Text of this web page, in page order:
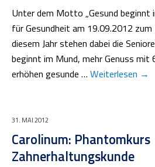
Unter dem Motto „Gesund beginnt
für Gesundheit am 19.09.2012
diesem Jahr stehen dabei die
beginnt im Mund, mehr Genuss mit
erhöhen gesunde … Weiterlesen →
31. MAI 2012
Carolinum: Phantomkurs
Zahnerhaltungskunde